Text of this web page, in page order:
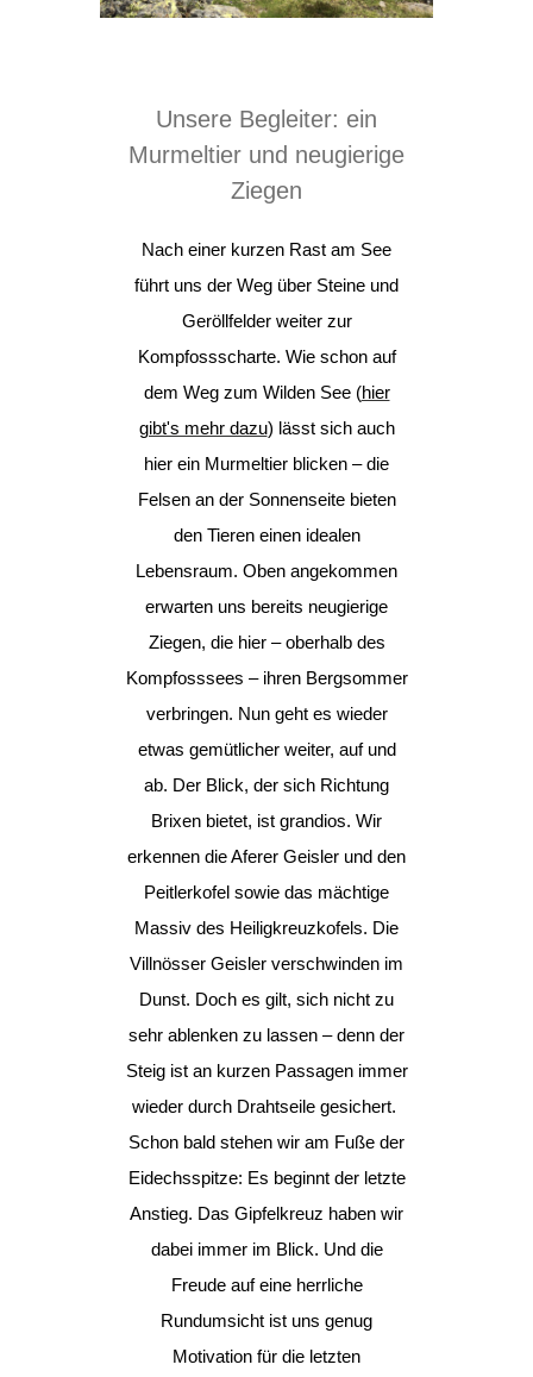
Unsere Begleiter: ein
Murmeltier und neugierige
Ziegen
Nach einer kurzen Rast am See
führt uns der Weg über Steine und
Geröllfelder weiter zur
Kompfossscharte. Wie schon auf
dem Weg zum Wilden See (hier
gibt's mehr dazu) lässt sich auch
hier ein Murmeltier blicken – die
Felsen an der Sonnenseite bieten
den Tieren einen idealen
Lebensraum. Oben angekommen
erwarten uns bereits neugierige
Ziegen, die hier – oberhalb des
Kompfosssees – ihren Bergsommer
verbringen. Nun geht es wieder
etwas gemütlicher weiter, auf und
ab. Der Blick, der sich Richtung
Brixen bietet, ist grandios. Wir
erkennen die Aferer Geisler und den
Peitlerkofel sowie das mächtige
Massiv des Heiligkreuzkofels. Die
Villnösser Geisler verschwinden im
Dunst. Doch es gilt, sich nicht zu
sehr ablenken zu lassen – denn der
Steig ist an kurzen Passagen immer
wieder durch Drahtseile gesichert.
Schon bald stehen wir am Fuße der
Eidechsspitze: Es beginnt der letzte
Anstieg. Das Gipfelkreuz haben wir
dabei immer im Blick. Und die
Freude auf eine herrliche
Rundumsicht ist uns genug
Motivation für die letzten